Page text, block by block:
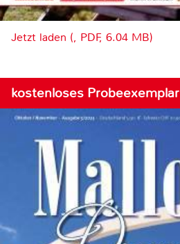
Jetzt laden (, PDF, 6.04 MB)
kostenloses Probeexemplar